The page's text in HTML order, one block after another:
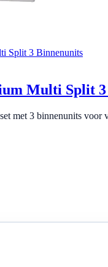
Split 3 Binnenunits
Multi Split
met 3 binnenunits voor